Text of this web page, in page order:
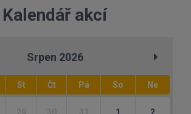
Kalendář akcí
Srpen 2026
St Čt Pá So Ne